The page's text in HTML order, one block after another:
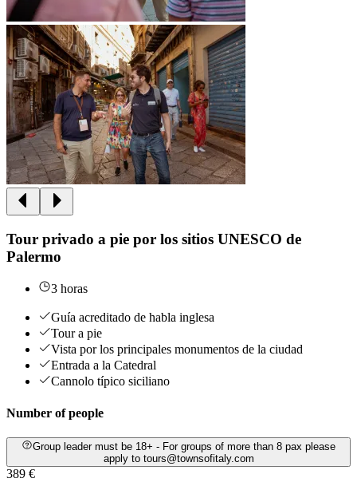
Tour privado a pie por los sitios UNESCO de
Palermo
3 horas
Guía acreditado de habla inglesa
Tour a pie
Vista por los principales monumentos de la ciudad
Entrada a la Catedral
Cannolo típico siciliano
Number of people
Group leader must be 18+ - For groups of more than 8 pax please
apply to tours@townsofitaly.com
389 €